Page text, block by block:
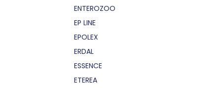
ENTEROZOO
EP LINE
EPOLEX
ERDAL
ESSENCE
ETEREA